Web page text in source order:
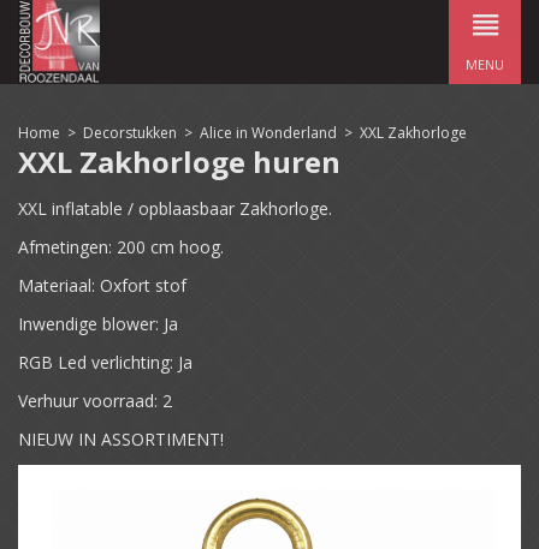
MENU
Home > Decorstukken > Alice in Wonderland > XXL Zakhorloge
XXL Zakhorloge huren
XXL inflatable / opblaasbaar Zakhorloge.
Afmetingen: 200 cm hoog.
Materiaal: Oxfort stof
Inwendige blower: Ja
RGB Led verlichting: Ja
Verhuur voorraad: 2
NIEUW IN ASSORTIMENT!